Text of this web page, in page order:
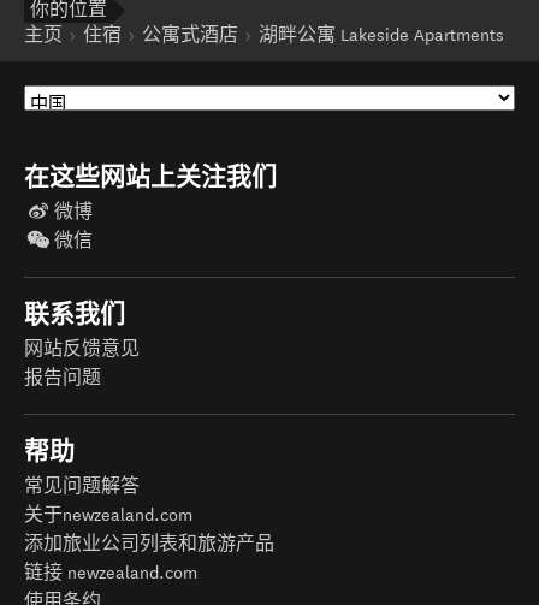
你的位置
主页
住宿 公寓式酒店 湖畔公寓 Lakeside Apartments
在这些网站上关注我们
微博
微信
联系我们
网站反馈意见
报告问题
帮助
常见问题解答
关于newzealand.com
添加旅业公司列表和旅游产品
链接 newzealand.com